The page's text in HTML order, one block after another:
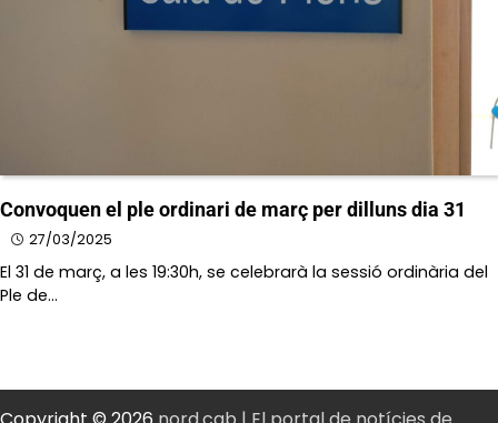
Convoquen el ple ordinari de març per dilluns dia 31
27/03/2025
El 31 de març, a les 19:30h, se celebrarà la sessió ordinària del
Ple de…